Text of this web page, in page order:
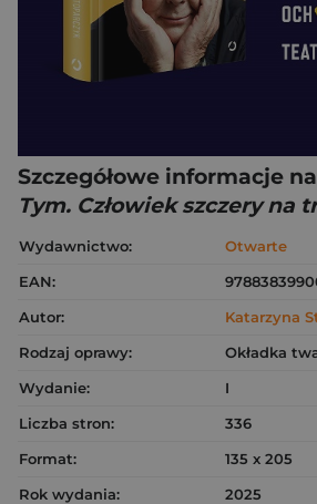
Szczegółowe informacje
Tym. Człowiek szczery na
Wydawnictwo:
Otwarte
EAN:
Autor:
Katarzyna
Rodzaj oprawy:
Okładka
Wydanie:
I
Liczba stron:
336
Format:
135 x 205
Rok wydania:
2025